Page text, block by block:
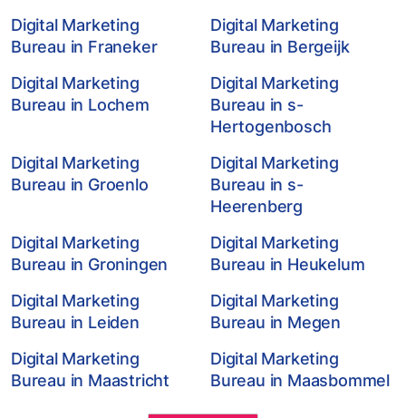
Digital Marketing
Bureau in Franeker
Digital Marketing
Bureau in Bergeijk
Digital Marketing
Bureau in Lochem
Digital Marketing
Bureau in s-
Hertogenbosch
Digital Marketing
Bureau in Groenlo
Digital Marketing
Bureau in s-
Heerenberg
Digital Marketing
Bureau in Groningen
Digital Marketing
Bureau in Heukelum
Digital Marketing
Bureau in Leiden
Digital Marketing
Bureau in Megen
Digital Marketing
Bureau in Maastricht
Digital Marketing
Bureau in Maasbommel